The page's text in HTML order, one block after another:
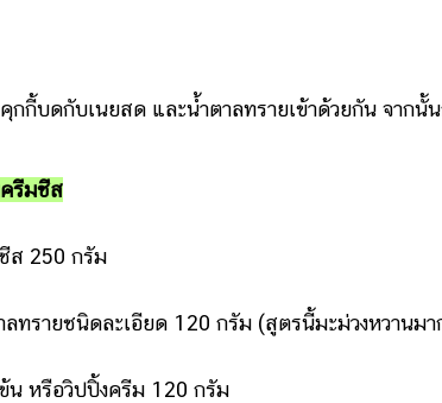
กกี้บดกับเนยสด และน้ำตาลทรายเข้าด้วยกัน จากนั้
รีมชีส
ส 250 กรัม
ลทรายชนิดละเอียด 120 กรัม (สูตรนี้มะม่วงหวานม
น หรือวิปปิ้งครีม 120 กรัม